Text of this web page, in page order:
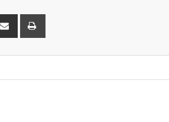
Share